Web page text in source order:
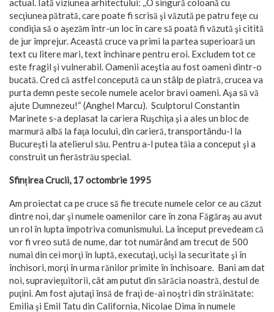
actual. Iată viziunea arhitectului: ,,O singură coloană cu
secţiunea pătrată, care poate fi scrisă şi văzută pe patru feţe cu
condiţia să o aşezăm într-un loc în care să poată fi văzută şi citită
de jur împrejur. Această cruce va primi la partea superioară un
text cu litere mari, text închinare pentru eroi. Excludem tot ce
este fragil şi vulnerabil. Oamenii aceştia au fost oameni dintr-o
bucată. Cred că astfel concepută ca un stâlp de piatră, crucea va
purta demn peste secole numele acelor bravi oameni. Aşa să vă
ajute Dumnezeu!“ (Anghel Marcu). Sculptorul Constantin
Marinete s-a deplasat la cariera Ruşchiţa şi a ales un bloc de
marmură albă la faţa locului, din carieră, transportându-l la
Bucureşti la atelierul său. Pentru a-l putea tăia a conceput şi a
construit un fierăstrău special.
Sfințirea Crucii, 17 octombrie 1995
Am proiectat ca pe cruce să fie trecute numele celor ce au căzut
dintre noi, dar şi numele oamenilor care în zona Făgăraş au avut
un rol în lupta împotriva comunismului. La început prevedeam că
vor fi vreo sută de nume, dar tot numărând am trecut de 500
numai din cei morţi în luptă, executaţi, ucişi la securitate şi în
închisori, morţi în urma rănilor primite în închisoare. Bani am dat
noi, supravieţuitorii, cât am putut din sărăcia noastră, destul de
puţini. Am fost ajutaţi însă de fraţi de-ai noştri din străinătate:
Emilia şi Emil Tatu din California, Nicolae Dima în numele